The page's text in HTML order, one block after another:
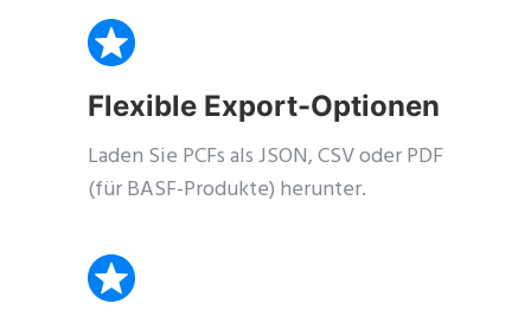
Flexible Export-Optionen
Laden Sie PCFs als JSON, CSV oder PDF
(für BASF-Produkte) herunter.